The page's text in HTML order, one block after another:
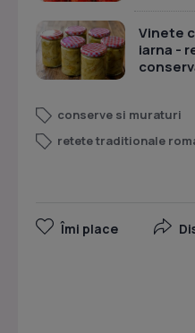
Vinete
iarna -
conserve si muraturi
retete traditionale
Îmi place